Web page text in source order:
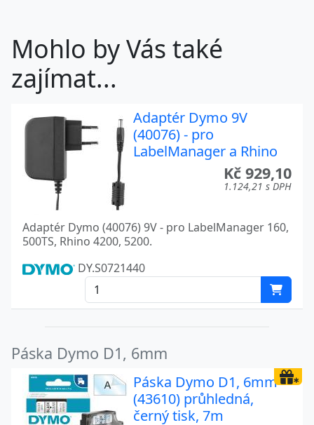
Mohlo by Vás také
zajímat...
Adaptér Dymo 9V
(40076) - pro
LabelManager a Rhino
Kč 929,10
1.124,21 s DPH
Adaptér Dymo (40076) 9V - pro LabelManager 160,
500TS, Rhino 4200, 5200.
DY.S0721440
Páska Dymo D1, 6mm
Páska Dymo D1, 6mm
(43610) průhledná,
černý tisk, 7m